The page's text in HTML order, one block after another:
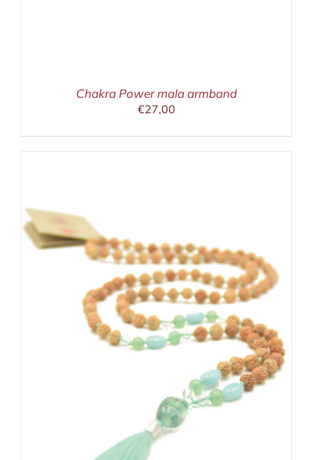
Chakra Power mala armband
€27,00